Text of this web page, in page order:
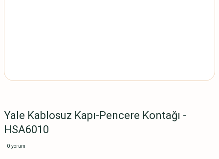
Yale Kablosuz Kapı-Pencere Kontağı -
HSA6010
0 yorum